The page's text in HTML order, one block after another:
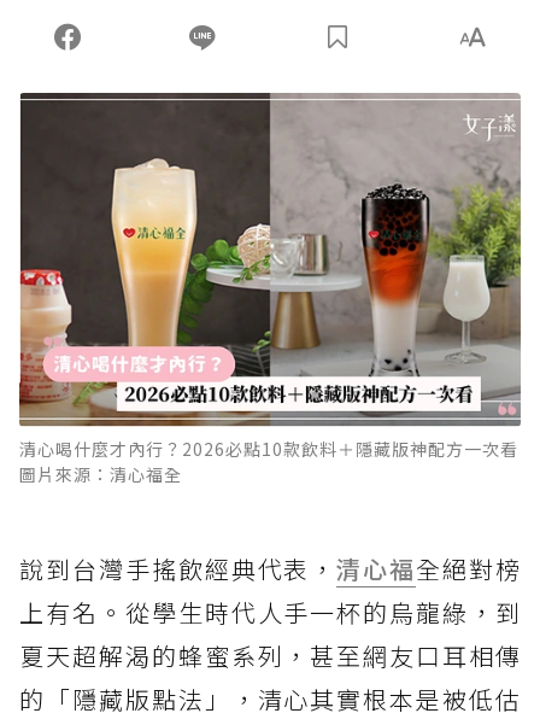
清心喝什麼才內行？2026必點10款飲料＋隱藏版神配方一次看
圖片來源：清心福全
說到台灣手搖飲經典代表，清心福全絕對榜
上有名。從學生時代人手一杯的烏龍綠，到
夏天超解渴的蜂蜜系列，甚至網友口耳相傳
的「隱藏版點法」，清心其實根本是被低估